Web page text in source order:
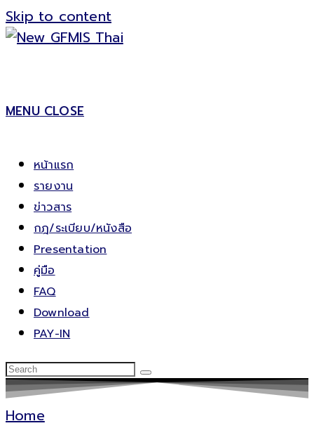
Skip to content
MENU CLOSE
หน้าแรก
รายงาน
ข่าวสาร
กฎ/ระเบียบ/หนังสือ
Presentation
คู่มือ
FAQ
Download
PAY-IN
Home